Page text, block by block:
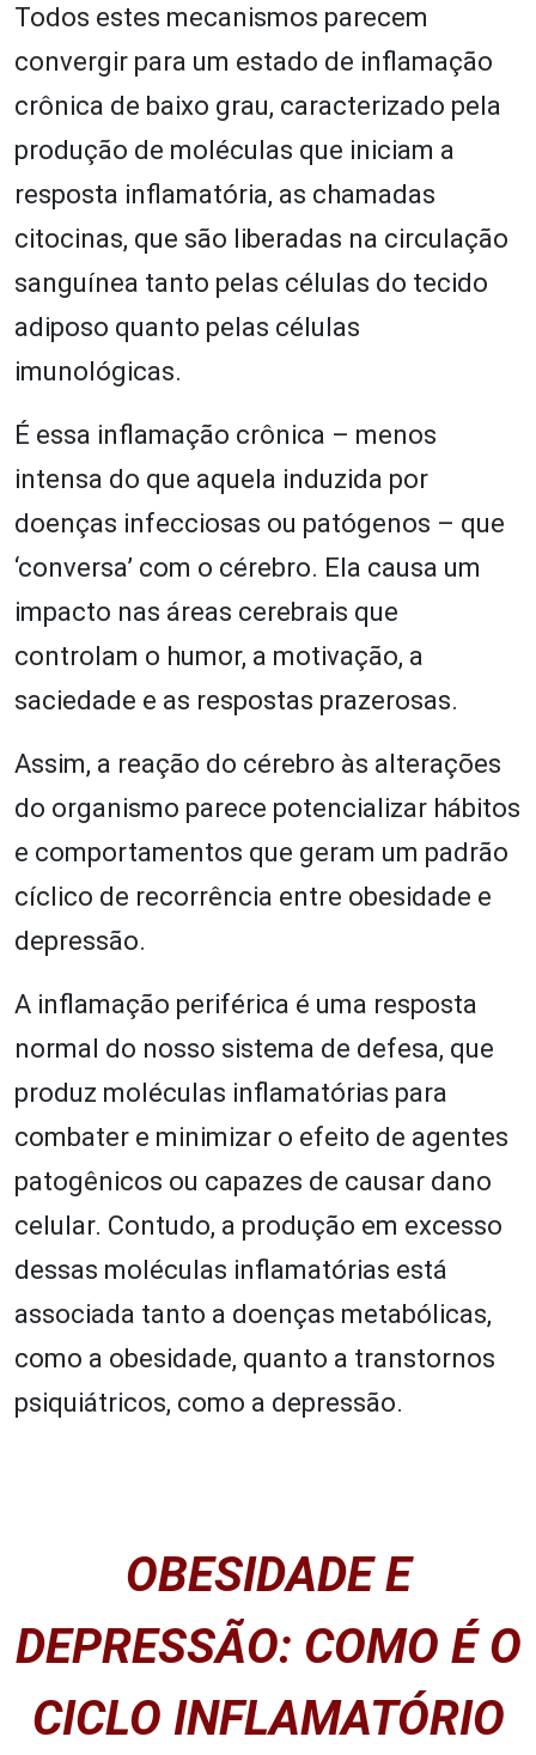
Todos estes mecanismos parecem
convergir para um estado de inflamação
crônica de baixo grau, caracterizado pela
produção de moléculas que iniciam a
resposta inflamatória, as chamadas
citocinas, que são liberadas na circulação
sanguínea tanto pelas células do tecido
adiposo quanto pelas células
imunológicas.
É essa inflamação crônica – menos
intensa do que aquela induzida por
doenças infecciosas ou patógenos – que
‘conversa’ com o cérebro. Ela causa um
impacto nas áreas cerebrais que
controlam o humor, a motivação, a
saciedade e as respostas prazerosas.
Assim, a reação do cérebro às alterações
do organismo parece potencializar hábitos
e comportamentos que geram um padrão
cíclico de recorrência entre obesidade e
depressão.
A inflamação periférica é uma resposta
normal do nosso sistema de defesa, que
produz moléculas inflamatórias para
combater e minimizar o efeito de agentes
patogênicos ou capazes de causar dano
celular. Contudo, a produção em excesso
dessas moléculas inflamatórias está
associada tanto a doenças metabólicas,
como a obesidade, quanto a transtornos
psiquiátricos, como a depressão.
OBESIDADE E
DEPRESSÃO: COMO É O
CICLO INFLAMATÓRIO